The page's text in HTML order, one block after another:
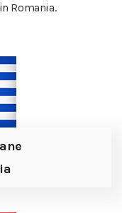
Romania.